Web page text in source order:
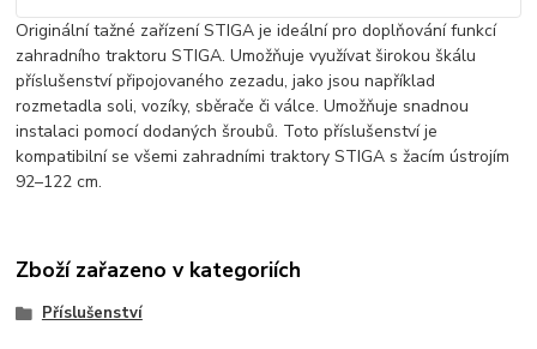
Originální tažné zařízení STIGA je ideální pro doplňování funkcí
zahradního traktoru STIGA. Umožňuje využívat širokou škálu
příslušenství připojovaného zezadu, jako jsou například
rozmetadla soli, vozíky, sběrače či válce. Umožňuje snadnou
instalaci pomocí dodaných šroubů. Toto příslušenství je
kompatibilní se všemi zahradními traktory STIGA s žacím ústrojím
92–122 cm.
Zboží zařazeno v kategoriích
Příslušenství